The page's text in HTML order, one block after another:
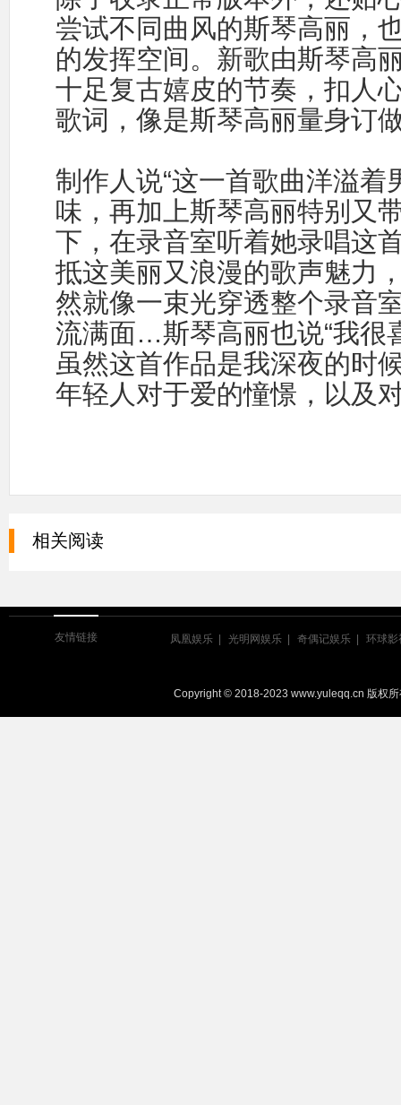
尝试不同曲风的斯琴高丽，
的发挥空间。新歌由斯琴高
十足复古嬉皮的节奏，扣人
歌词，像是斯琴高丽量身订
制作人说“这一首歌曲洋溢
味，再加上斯琴高丽特别又
下，在录音室听着她录唱这
抵这美丽又浪漫的歌声魅力
然就像一束光穿透整个录音
流满面…斯琴高丽也说“我很
虽然这首作品是我深夜的时
年轻人对于爱的憧憬，以及
相关阅读
友情链接 凤凰娱乐 光明网娱乐 奇偶记娱乐 环球影
Copyright © 2018-2023 www.yuleqq.cn 版权所